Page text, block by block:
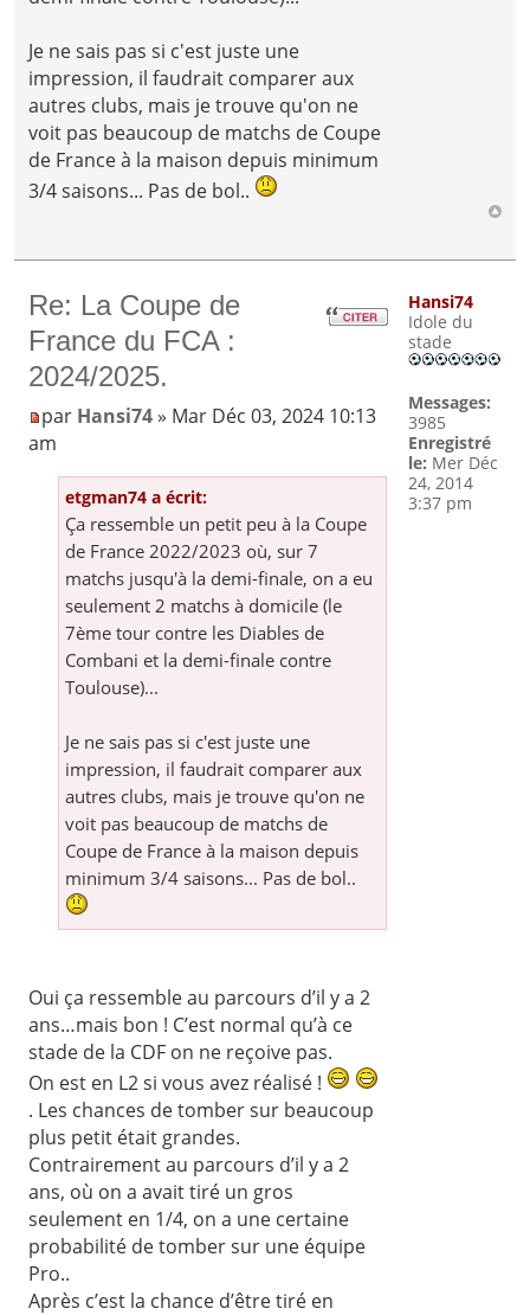
Je ne sais pas si c'est juste une
impression, il faudrait comparer aux
autres clubs, mais je trouve qu'on ne
voit pas beaucoup de matchs de Coupe
de France à la maison depuis minimum
3/4 saisons... Pas de bol..
Re: La Coupe de
France du FCA :
2024/2025.
par Hansi74» Mar Déc 03, 2024 10:13
am
etgman74 a écrit:
Ça ressemble un petit peu à la Coupe
de France 2022/2023 où, sur 7
matchs jusqu'à la demi-finale, on a eu
seulement 2 matchs à domicile (le
7ème tour contre les Diables de
Combani et la demi-finale contre
Toulouse)...
Je ne sais pas si c'est juste une
impression, il faudrait comparer aux
autres clubs, mais je trouve qu'on ne
voit pas beaucoup de matchs de
Coupe de France à la maison depuis
minimum 3/4 saisons... Pas de bol..
Oui ça ressemble au parcours d’il y a 2
ans…mais bon ! C’est normal qu’à ce
stade de la CDF on ne reçoive pas.
On est en L2 si vous avez réalisé !
. Les chances de tomber sur beaucoup
plus petit était grandes.
Contrairement au parcours d’il y a 2
ans, où on a avait tiré un gros
seulement en 1/4, on a une certaine
probabilité de tomber sur une équipe
Pro..
Après c’est la chance d’être tiré en
Hansi74
Idole du
stade
Messages:
3985
Enregistré
le: Mer Déc
24, 2014
3:37 pm